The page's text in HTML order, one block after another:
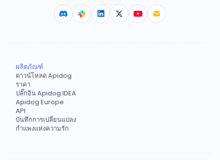
ผลิตภัณฑ์
ดาวน์โหลด Apidog
ราคา
ปลั๊กอิน Apidog IDEA
Apidog Europe
API
บันทึกการเปลี่ยนแปลง
กำแพงแห่งความรัก